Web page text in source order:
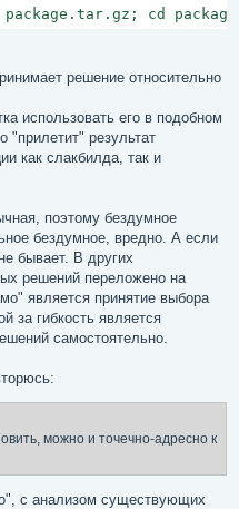
cd
решение относительно
использовать его в подобном
"прилетит" результат
как слакбилда, так и
поэтому бездумное
бездумное, вредно. А если
бывает. В других
решений переложено на
является принятие выбора
за гибкость является
самостоятельно.
можно и точечно-адресно к
с анализом существующих